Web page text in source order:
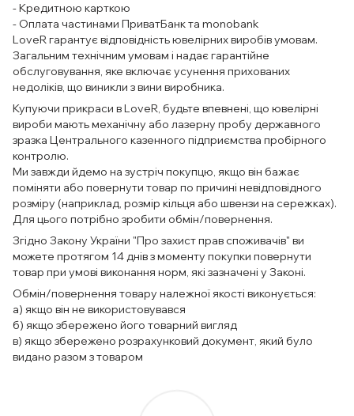
- Кредитною карткою
- Оплата частинами ПриватБанк та monobank
LoveR гарантує відповідність ювелірних виробів умовам.
Загальним технічним умовам і надає гарантійне
обслуговування, яке включає усунення прихованих
недоліків, що виникли з вини виробника.
Купуючи прикраси в LoveR, будьте впевнені, що ювелірні
вироби мають механічну або лазерну пробу державного
зразка Центрального казенного підприємства пробірного
контролю.
Ми завжди йдемо на зустріч покупцю, якщо він бажає
поміняти або повернути товар по причині невідповідного
розміру (наприклад, розмір кільця або швензи на сережках).
Для цього потрібно зробити обмін/повернення.
Згідно Закону України "Про захист прав споживачів" ви
можете протягом 14 днів з моменту покупки повернути
товар при умові виконання норм, які зазначені у Законі.
Обмін/повернення товару належної якості виконується:
а) якщо він не використовувався
б) якщо збережено його товарний вигляд
в) якщо збережено розрахунковий документ, який було
видано разом з товаром